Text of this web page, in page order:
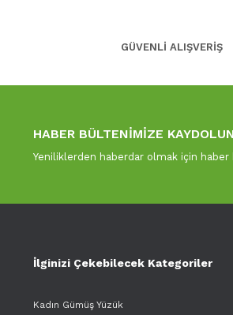
GÜVENLİ ALIŞVERİŞ
HABER BÜLTENİMİZE
Yeniliklerden haberdar olmak için
İlginizi Çekebilecek Kategoriler
Kadın Gümüş Yüzük